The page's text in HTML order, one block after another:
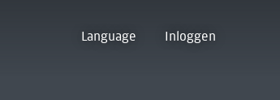
Language Inloggen